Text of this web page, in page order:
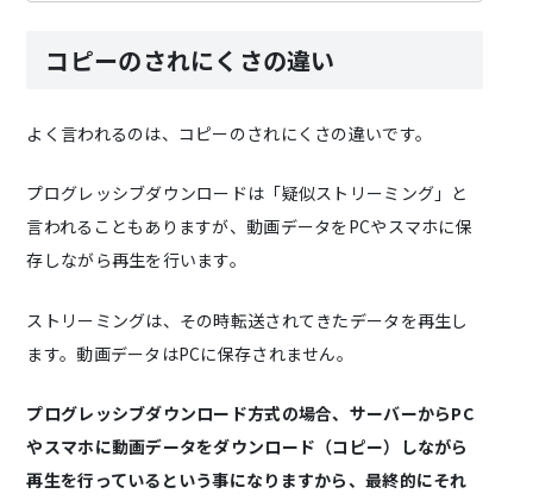
コピーのされにくさの違い
よく言われるのは、コピーのされにくさの違いです。
プログレッシブダウンロードは「疑似ストリーミング」と
言われることもありますが、動画データをPCやスマホに保
存しながら再生を行います。
ストリーミングは、その時転送されてきたデータを再生し
ます。動画データはPCに保存されません。
プログレッシブダウンロード方式の場合、サーバーからPC
やスマホに動画データをダウンロード（コピー）しながら
再生を行っているという事になりますから、最終的にそれ